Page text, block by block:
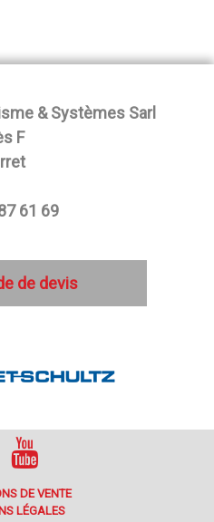
& Systèmes Sarl
F
61 69
de devis
DE VENTE
LÉGALES